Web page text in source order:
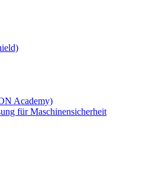
Academy)
für Maschinensicherheit